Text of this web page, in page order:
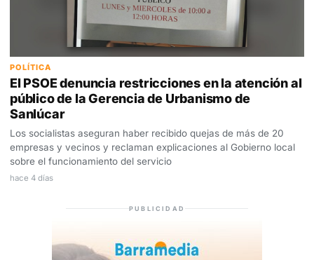
POLÍTICA
El PSOE denuncia restricciones en la atención al
público de la Gerencia de Urbanismo de
Sanlúcar
Los socialistas aseguran haber recibido quejas de más de 20
empresas y vecinos y reclaman explicaciones al Gobierno local
sobre el funcionamiento del servicio
hace 4 días
PUBLICIDAD